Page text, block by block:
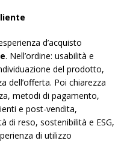
d’acquisto
. Nell’ordine: usabilità e
del prodotto,
dell’offerta. Poi chiarezza
metodi di pagamento,
e post-vendita,
di reso, sostenibilità e ESG,
di utilizzo